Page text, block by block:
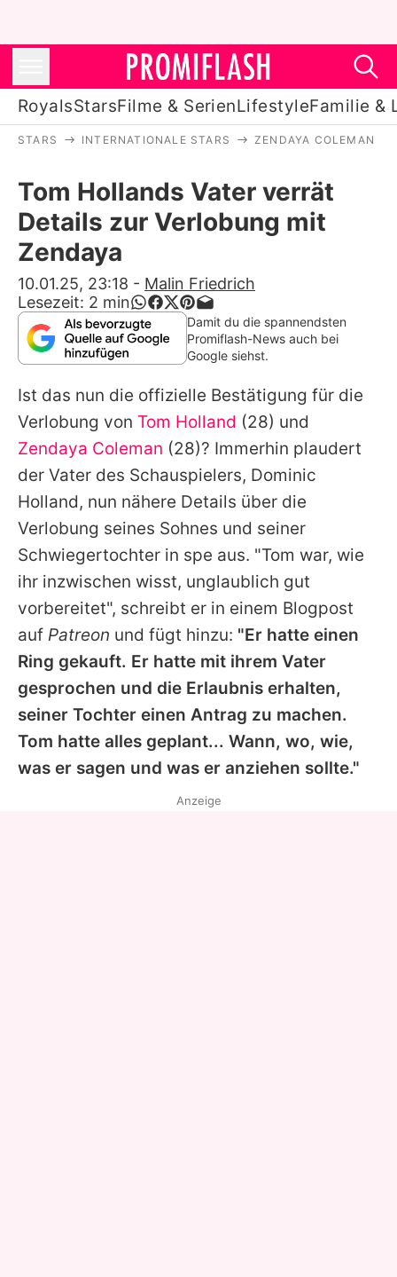
RoyalsStarsFilme & SerienLifestyleFamilie &
Stars
Filme & Serien
Lifestyle
Familie & Liebe
Promiflash Exklusiv
Alle Themen auf Promiflash
Jobs
App runterladen
Team
Redaktionelle Richtlinien
Impressum
Datenschutzerklärung
Utiq verwalten
STARS INTERNATIONALE STARS ZENDAYA COLEMAN
Tom Hollands Vater verrät
Details zur Verlobung mit
Zendaya
10.01.25, 23:18 - Malin Friedrich
Lesezeit: 2 min
Damit du die spannendsten
Promiflash-News auch bei
Google siehst.
Ist das nun die offizielle Bestätigung für die
Verlobung von Tom Holland (28) und
Zendaya Coleman (28)? Immerhin plaudert
der Vater des Schauspielers, Dominic
Holland, nun nähere Details über die
Verlobung seines Sohnes und seiner
Schwiegertochter in spe aus. "Tom war, wie
ihr inzwischen wisst, unglaublich gut
vorbereitet", schreibt er in einem Blogpost
auf Patreon und fügt hinzu: "Er hatte einen
Ring gekauft. Er hatte mit ihrem Vater
gesprochen und die Erlaubnis erhalten,
seiner Tochter einen Antrag zu machen.
Tom hatte alles geplant... Wann, wo, wie,
was er sagen und was er anziehen sollte."
Anzeige